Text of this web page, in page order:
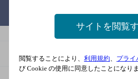
商品
サイトを閲覧
閲覧することにより、 利用規約、 プライ
び Cookie の使用に同意したことになりま